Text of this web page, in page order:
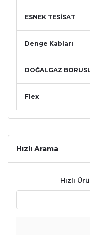
ESNEK TESİSAT
Denge Kabları
DOĞALGAZ
Flex
Hızlı Arama
Hızlı